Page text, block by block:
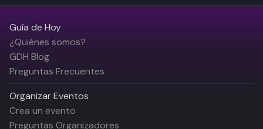
Guía de Hoy
¿Quiénes somos?
GDH Blog
Preguntas Frecuentes
Organizar Eventos
Crea un evento
Preguntas Organizadores